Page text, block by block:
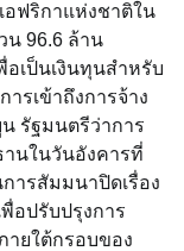
ฟริกาแห่งชาติใน
น 96.6 ล้าน
อเป็นเงินทุนสำหรับ
รเข้าถึงการจ้าง
รัฐมนตรีว่าการ
านในวันอังคารที่
ารสัมมนาปิดเรื่อง
อปรับปรุงการ
ยใต้กรอบของ